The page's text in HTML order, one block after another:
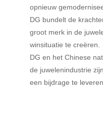
opnieuw
DG bundelt de
groot merk in de
winsituatie te creëren.
DG en het Chinese
de juwelenindustrie
een bijdrage te